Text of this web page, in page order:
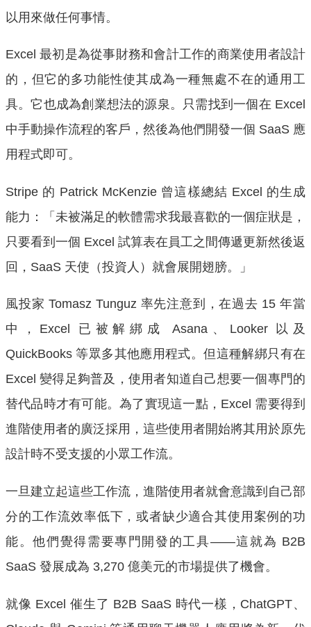
以用來做任何事情。
Excel 最初是為從事財務和會計工作的商業使用者設計
的，但它的多功能性使其成為一種無處不在的通用工
具。它也成為創業想法的源泉。只需找到一個在 Excel
中手動操作流程的客戶，然後為他們開發一個 SaaS 應
用程式即可。
Stripe 的 Patrick McKenzie 曾這樣總結 Excel 的生成
能力：「未被滿足的軟體需求我最喜歡的一個症狀是，
只要看到一個 Excel 試算表在員工之間傳遞更新然後返
回，SaaS 天使（投資人）就會展開翅膀。」
風投家 Tomasz Tunguz 率先注意到，在過去 15 年當
中，Excel 已被解綁成 Asana、Looker 以及
QuickBooks 等眾多其他應用程式。但這種解綁只有在
Excel 變得足夠普及，使用者知道自己想要一個專門的
替代品時才有可能。為了實現這一點，Excel 需要得到
進階使用者的廣泛採用，這些使用者開始將其用於原先
設計時不受支援的小眾工作流。
一旦建立起這些工作流，進階使用者就會意識到自己部
分的工作流效率低下，或者缺少適合其使用案例的功
能。他們覺得需要專門開發的工具——這就為 B2B
SaaS 發展成為 3,270 億美元的市場提供了機會。
就像 Excel 催生了 B2B SaaS 時代一樣，ChatGPT、